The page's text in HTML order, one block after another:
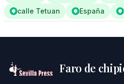
calle Tetuan
España
Faro de